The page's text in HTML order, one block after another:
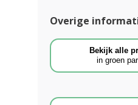
Overige
Bekijk alle
in groen